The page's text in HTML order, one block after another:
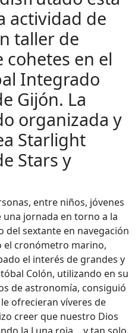
actividad de
taller de
en el
Integrado
Gijón. La
organizada y
Starlight
Stars y
entre niños, jóvenes
jornada en torno a la
del sextante en navegación
el cronómetro marino,
el interés de grandes y
Colón, utilizando en su
de astronomía, consiguió
ofrecieran víveres de
creer que nuestro Dios